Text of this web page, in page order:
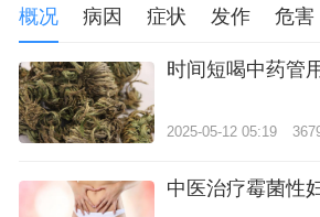
概况 病因 症状 发作 危害
时间短喝中药管
2025-05-12 05:19
中医治疗霉菌性